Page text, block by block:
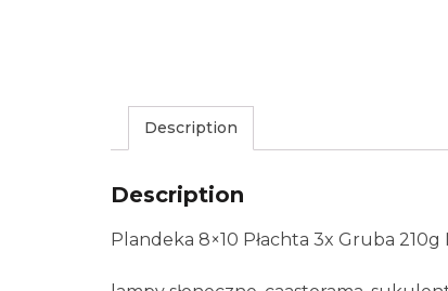
Description
Description
Plandeka 8×10 Płachta 3x Gruba